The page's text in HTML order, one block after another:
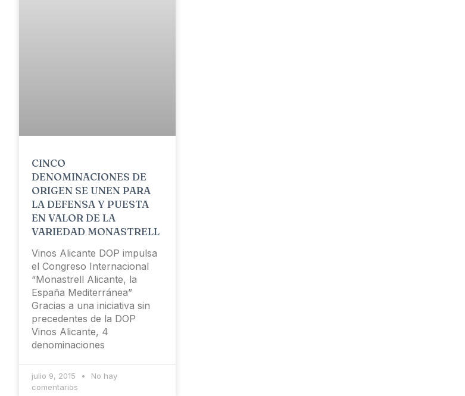
CINCO
DENOMINACIONES DE
ORIGEN SE UNEN PARA
LA DEFENSA Y PUESTA
EN VALOR DE LA
VARIEDAD MONASTRELL
Vinos Alicante DOP impulsa
el Congreso Internacional
“Monastrell Alicante, la
España Mediterránea”
Gracias a una iniciativa sin
precedentes de la DOP
Vinos Alicante, 4
denominaciones
julio 9, 2015
No hay
comentarios